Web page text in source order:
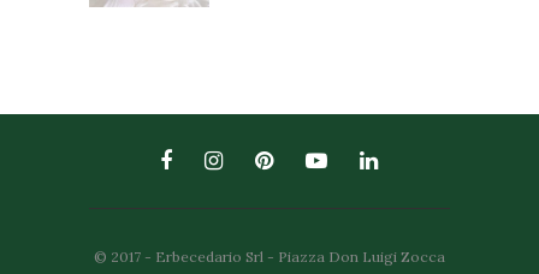
© 2017 - Erbecedario Srl - Piazza Don Luigi Zocca